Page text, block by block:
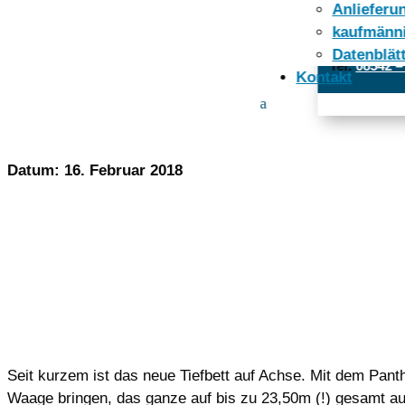
Tel:08542
Kontakt
WIR HABEN
Datum: 16. Februar 2018
Seit kurzem ist das neue Tiefbett auf Achse. Mit dem
Waage bringen, das ganze auf bis zu 23,50m (!) gesamt